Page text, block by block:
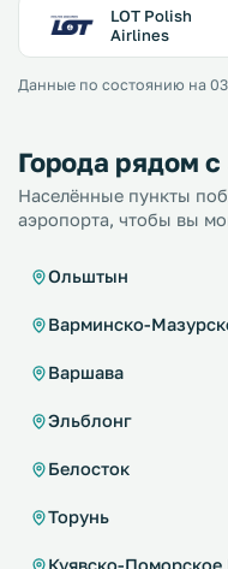
LOT Polish
Airlines
Данные по состоянию на
Города рядом
Населённые пункты
аэропорта, чтобы вы
Ольштын
Варминско-
Варшава
Эльблонг
Белосток
Торунь
Куявско-Поморское